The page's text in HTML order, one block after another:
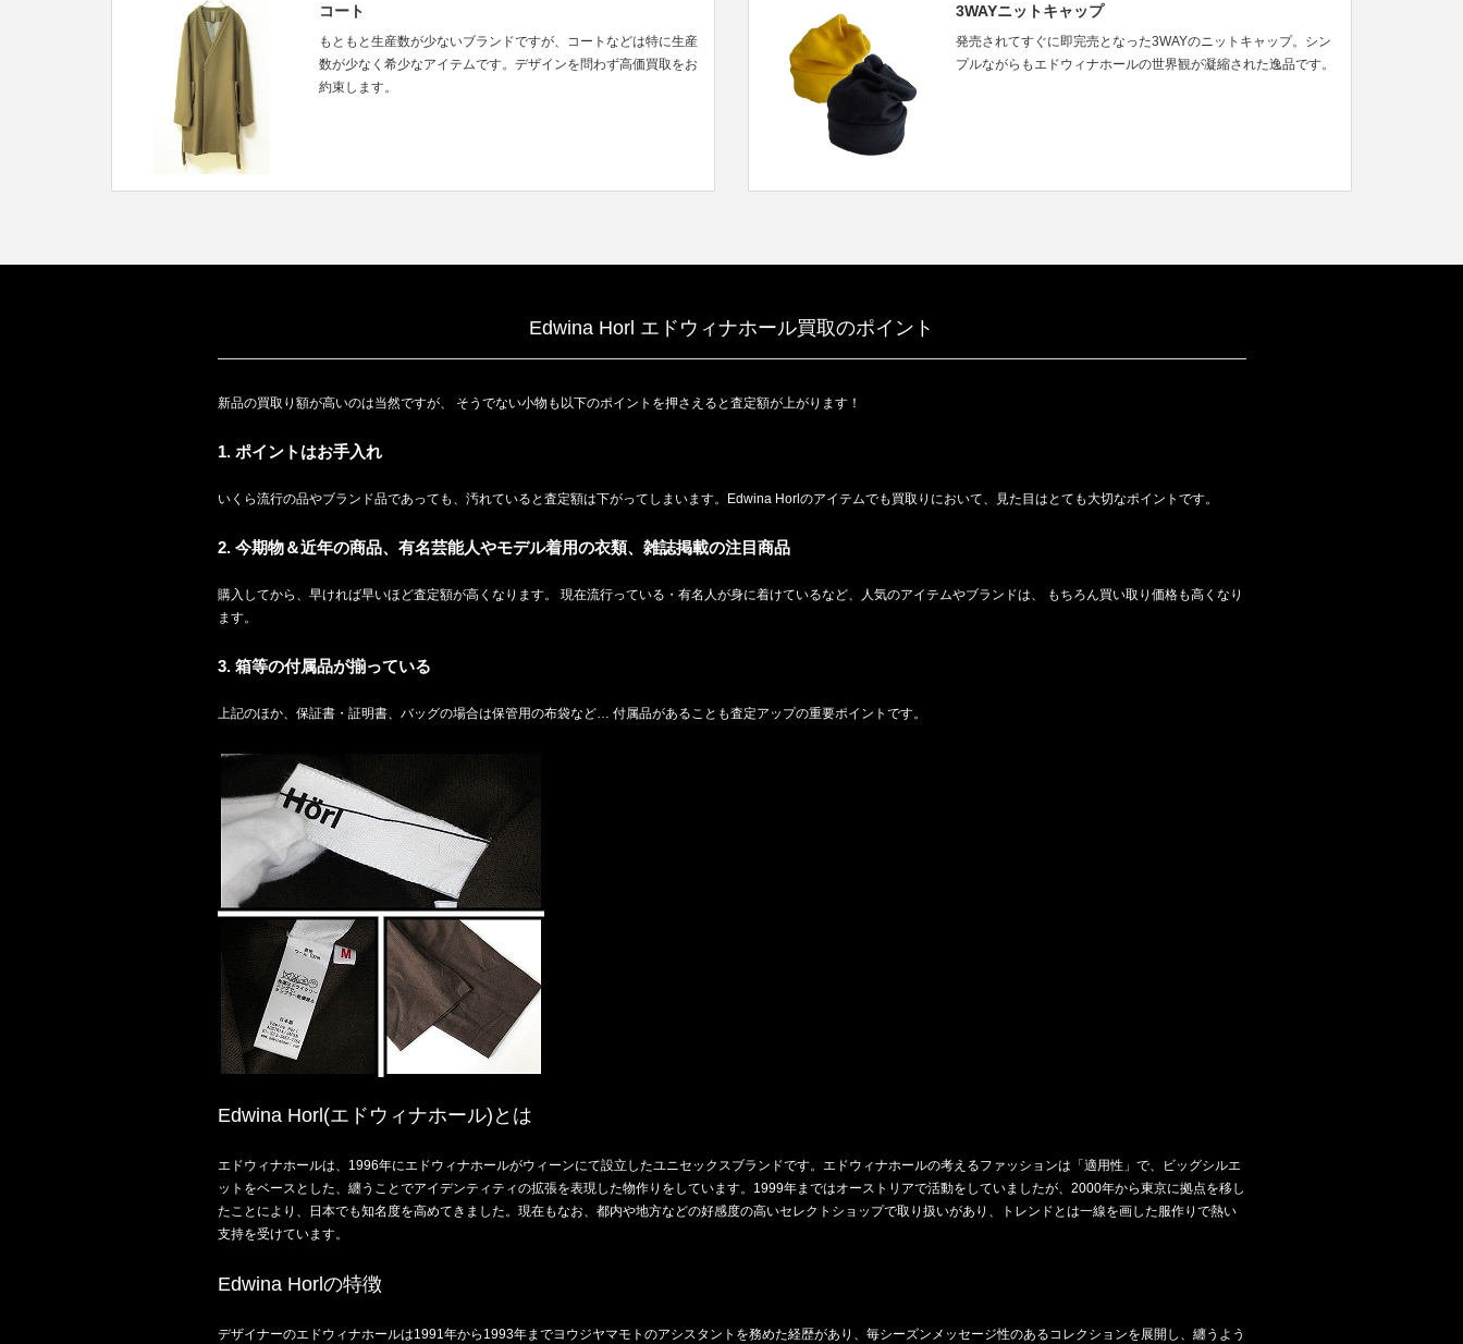
コート
もともと生産数が少ないブランドですが、コートなどは特に生産
数が少なく希少なアイテムです。デザインを問わず高価買取をお
約束します。
3WAYニットキャップ
発売されてすぐに即完売となった3WAYのニットキャップ。シン
プルながらもエドウィナホールの世界観が凝縮された逸品です。
Edwina Horl エドウィナホール買取のポイント
新品の買取り額が高いのは当然ですが、 そうでない小物も以下のポイントを押さえると査定額が上がります！
1. ポイントはお手入れ
いくら流行の品やブランド品であっても、汚れていると査定額は下がってしまいます。Edwina Horlのアイテムでも買取りにおいて、見た目はとても大切なポイントです。
2. 今期物＆近年の商品、有名芸能人やモデル着用の衣類、雑誌掲載の注目商品
購入してから、早ければ早いほど査定額が高くなります。 現在流行っている・有名人が身に着けているなど、人気のアイテムやブランドは、 もちろん買い取り価格も高くなり
ます。
3. 箱等の付属品が揃っている
上記のほか、保証書・証明書、バッグの場合は保管用の布袋など… 付属品があることも査定アップの重要ポイントです。
Edwina Horl(エドウィナホール)とは
エドウィナホールは、1996年にエドウィナホールがウィーンにて設立したユニセックスブランドです。エドウィナホールの考えるファッションは「適用性」で、ビッグシルエ
ットをベースとした、纏うことでアイデンティティの拡張を表現した物作りをしています。1999年まではオーストリアで活動をしていましたが、2000年から東京に拠点を移し
たことにより、日本でも知名度を高めてきました。現在もなお、都内や地方などの好感度の高いセレクトショップで取り扱いがあり、トレンドとは一線を画した服作りで熱い
支持を受けています。
Edwina Horlの特徴
デザイナーのエドウィナホールは1991年から1993年までヨウジヤマモトのアシスタントを務めた経歴があり、毎シーズンメッセージ性のあるコレクションを展開し、纏うよう